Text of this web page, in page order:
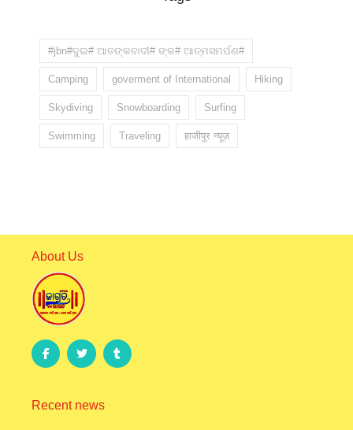
#jbn#ଦୁଇ# ଆତଙ୍କବାଦୀ# ଙ୍କ# ଆତ୍ମସମର୍ପଣ#
Camping goverment of International Hiking
Skydiving Snowboarding Surfing
Swimming Traveling हाजीपुर न्यूज़
About Us
Recent news